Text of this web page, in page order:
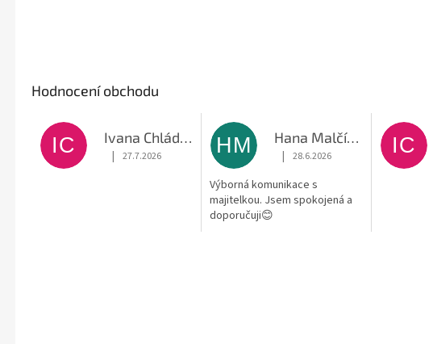
Hodnocení obchodu
IC Ivana Chládková
Hodnocení obchodu je 5 z 5 hvězdiček.
| 27.7.2026 HM Hana Malčíková
Hodnocení obchodu je 5 z 5
| 28.6.2026
Výborná komunikace s
majitelkou. Jsem spokojená a
doporučuji😊
IC